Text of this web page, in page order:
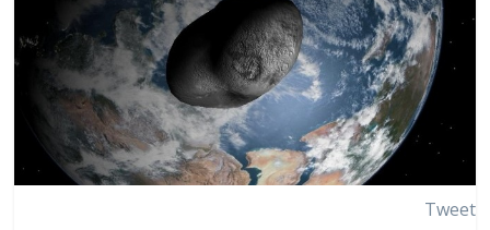
Juntos hasta el último minuto
Tweet